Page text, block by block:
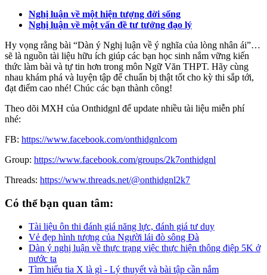
Nghị luận về một hiện tượng đời sống
Nghị luận về một vấn đề tư tưởng đạo lý
Hy vọng rằng bài “Dàn ý Nghị luận về ý nghĩa của lòng nhân ái”…
sẽ là nguồn tài liệu hữu ích giúp các bạn học sinh nắm vững kiến
thức làm bài và tự tin hơn trong môn Ngữ Văn THPT. Hãy cùng
nhau khám phá và luyện tập để chuẩn bị thật tốt cho kỳ thi sắp tới,
đạt điểm cao nhé! Chúc các bạn thành công!
Theo dõi MXH của Onthidgnl để update nhiều tài liệu miễn phí
nhé:
FB: https://www.facebook.com/onthidgnlcom
Group: https://www.facebook.com/groups/2k7onthidgnl
Threads: https://www.threads.net/@onthidgnl2k7
Có thể bạn quan tâm:
Tài liệu ôn thi đánh giá năng lực, đánh giá tư duy
Vẻ đẹp hình tượng của Người lái đò sông Đà
Dàn ý nghị luận về thực trạng việc thực hiện thông điệp 5K ở
nước ta
Tìm hiểu tia X là gì - Lý thuyết và bài tập cần nắm